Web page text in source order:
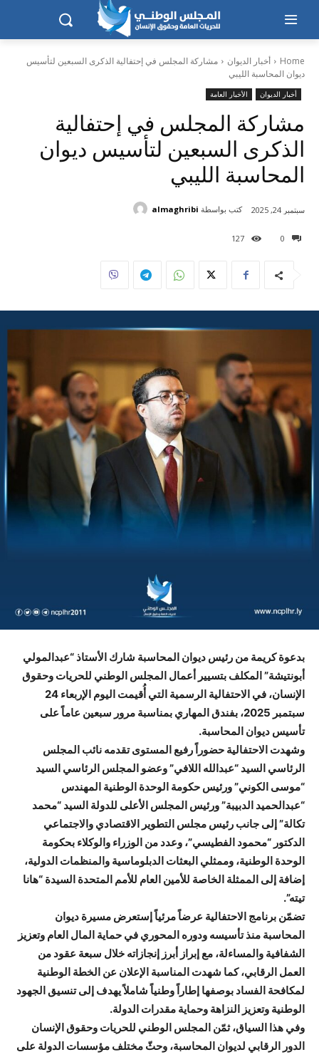
Home أخبار الديوان
مشاركة المجلس في إحتفالية الذكرى السبعين لتأسيس
ديوان المحاسبة الليبي
أخبار الديوان الأخبار العامة
مشاركة المجلس في إحتفالية
الذكرى السبعين لتأسيس ديوان
المحاسبة الليبي
0
127
سبتمبر 24, 2025 كتب بواسطة almaghribi
بدعوة كريمة من رئيس ديوان المحاسبة شارك الأستاذ “عبدالمولي
أبونتيشة” المكلف بتسيير أعمال المجلس الوطني للحريات وحقوق
الإنسان، في الاحتفالية الرسمية التي أُقيمت اليوم الإربعاء 24
سبتمبر 2025، بفندق المهاري بمناسبة مرور سبعين عاماً على
تأسيس ديوان المحاسبة.
وشهدت الاحتفالية حضوراً رفيع المستوى تقدمه نائب المجلس
الرئاسي السيد “عبدالله اللافي” وعضو المجلس الرئاسي السيد
“موسى الكوني” ورئيس حكومة الوحدة الوطنية المهندس
“عبدالحميد الدبيبة” ورئيس المجلس الأعلى للدولة السيد “محمد
تكالة” إلى جانب رئيس مجلس التطوير الاقتصادي والاجتماعي
الدكتور “محمود الفطيسي”، وعدد من الوزراء والوكلاء بحكومة
الوحدة الوطنية، وممثلي البعثات الدبلوماسية والمنظمات الدولية،
إضافة إلى الممثلة الخاصة للأمين العام للأمم المتحدة السيدة “هانا
تيته”.
تضمّن برنامج الاحتفالية عرضاً مرئياً إستعرض مسيرة ديوان
المحاسبة منذ تأسيسه ودوره المحوري في حماية المال العام وتعزيز
الشفافية والمساءلة، مع إبراز أبرز إنجازاته خلال سبعة عقود من
العمل الرقابي، كما شهدت المناسبة الإعلان عن الخطة الوطنية
لمكافحة الفساد بوصفها إطاراً وطنياً شاملاً يهدف إلى تنسيق الجهود
الوطنية وتعزيز النزاهة وحماية مقدرات الدولة.
وفي هذا السياق، ثمّن المجلس الوطني للحريات وحقوق الإنسان
الدور الرقابي لديوان المحاسبة، وحثّ مختلف مؤسسات الدولة على